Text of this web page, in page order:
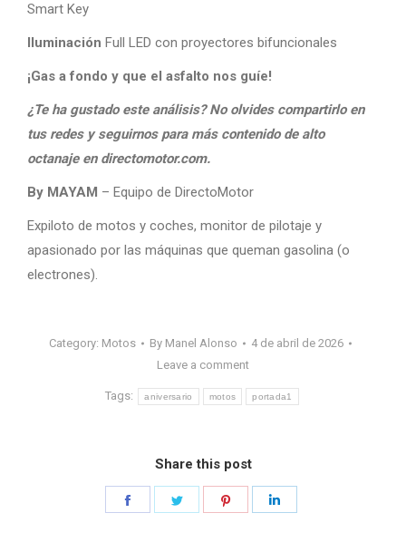
Smart Key
Iluminación Full LED con proyectores bifuncionales
¡Gas a fondo y que el asfalto nos guíe!
¿Te ha gustado este análisis? No olvides compartirlo en
tus redes y seguirnos para más contenido de alto
octanaje en directomotor.com.
By MAYAM – Equipo de DirectoMotor
Expiloto de motos y coches, monitor de pilotaje y
apasionado por las máquinas que queman gasolina (o
electrones).
Category: Motos By Manel Alonso
4 de abril de 2026
Leave a comment
Tags: aniversario motos portada1
Share this post